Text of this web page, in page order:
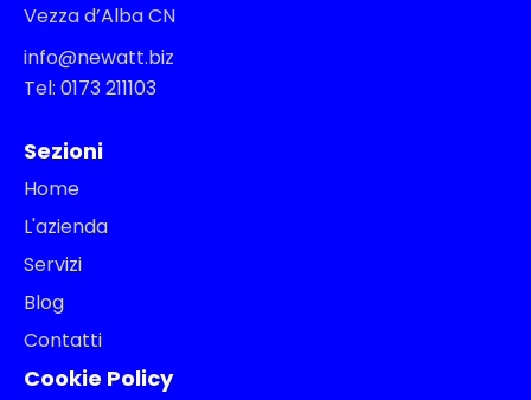
Vezza d’Alba CN
info@newatt.biz
Tel: 0173 211103
Sezioni
Home
L'azienda
Servizi
Blog
Contatti
Cookie Policy